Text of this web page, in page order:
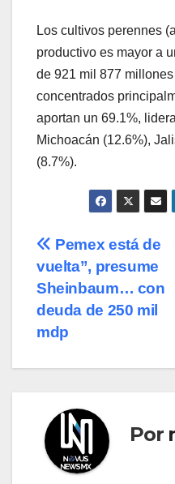
Los cultivos perennes
productivo es mayor a
de 921 mil 877
concentrados
aportan un 69.1%,
Michoacán (12.6%),
(8.7%).
Navegación
de
entradas
Pemex está de
vuelta”, presume
Sheinbaum… con
deuda de 250 mil
mdp
Por